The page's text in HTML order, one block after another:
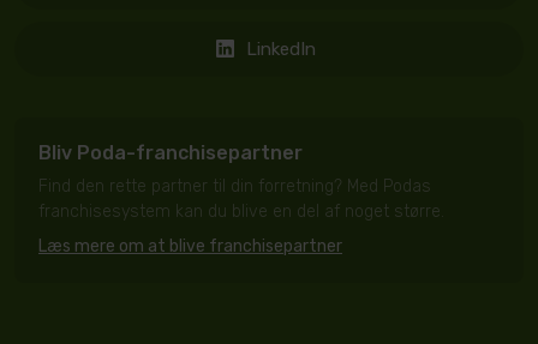
LinkedIn
Bliv Poda-franchisepartner
Find den rette partner til din forretning? Med Podas
franchisesystem kan du blive en del af noget større.
Læs mere om at blive franchisepartner